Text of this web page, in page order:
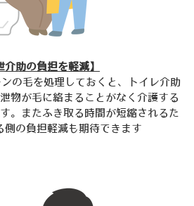
介助の負担を軽減】
の毛を処理しておくと、トイレ介助
物が毛に絡まることがなく 介護する
。
またふき取る時間が短縮されるた
側の負担軽減も期待できます